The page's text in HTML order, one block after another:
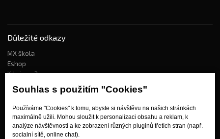
Souhlas s použitím "Cookies"
Používáme "Cookies" k tomu, abyste si návštěvu na našich stránkách
maximálně užili. Mohou sloužit k personalizaci obsahu a reklam, k
analýze návštěvnosti a ke zobrazení různých pluginů třetích stran (např.
socialní sítě, online chat).
Důležité odkazy
MX škola
Eshop
Kdo jsme?
Jak nakupovat?
Obchodní podmínky
Doprava